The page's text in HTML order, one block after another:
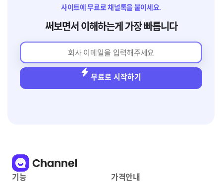
사이트에 무료로 채널톡을 붙이세요.
써보면서 이해하는게 가장 빠릅니다
무료로 시작하기
기능
가격안내